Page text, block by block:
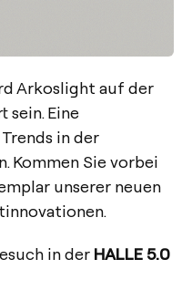
Arkoslight auf der
sein. Eine
in der
Kommen Sie vorbei
unserer neuen
in der HALLE 5.0